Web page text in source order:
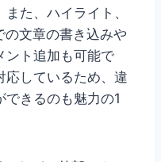
た、ハイライト、
の文章の書き込みや
ント追加も可能で
応しているため、違
できるのも魅力の1